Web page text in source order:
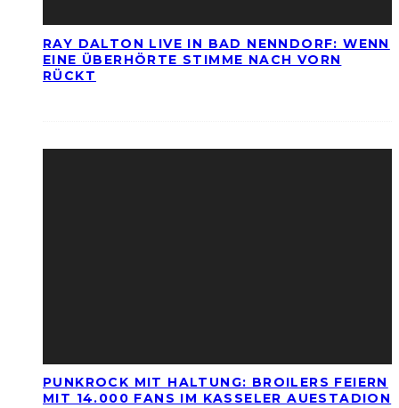
RAY DALTON LIVE IN BAD NENNDORF: WENN
EINE ÜBERHÖRTE STIMME NACH VORN
RÜCKT
PUNKROCK MIT HALTUNG: BROILERS FEIERN
MIT 14.000 FANS IM KASSELER AUESTADION